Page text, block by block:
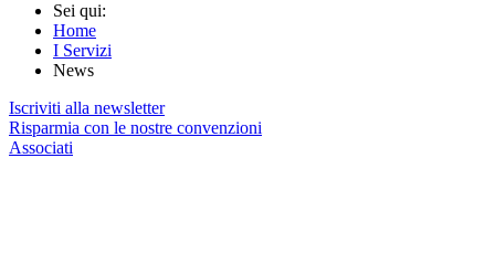
Sei qui:
Home
I Servizi
News
Iscriviti alla newsletter
Risparmia con le nostre convenzioni
Associati